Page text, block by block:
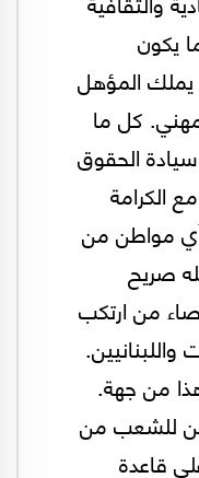
يكون
يملك المؤهل
كل ما
الحقوق
الكرامة
أي مواطن من
صريح
من ارتكب
واللبنانيين.
من جهة.
للشعب من
قاعدة